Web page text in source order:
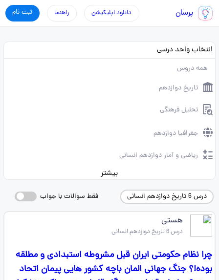
پرسان ثبت نام راهنما دانلود اپلیکیشن
انتخاب واحد درسی
همه دروس
تاریخ دوازدهم
تحلیل فرهنگی
جغرافیا دوازدهم
ریاضی و آمار دوازدهم انسانی
بیشتر
درس 6 تاریخ دوازدهم انسانی فقط سوالات با جواب
هستی
درس 6 تاریخ دوازدهم انسانی
چرا نظام حکومتی ایران قبل مشروطه استبدادی و مطلقه
بوده!؟ جنگ جهانی المان باچه کشور هایی پیمان اتحاد